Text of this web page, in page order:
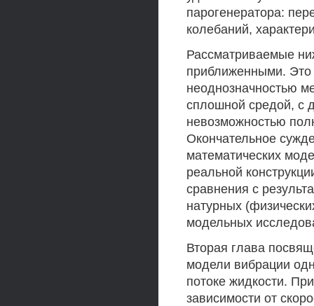
парогенератора:
колебаний,
Рассматриваемые
приближенными. Это
неоднозначностью
сплошной средой, с
невозможностью
Окончательное
математических
реальной
сравнения с
натурных
модельных
Вторая глава
модели вибрации
потоке жидкости.
зависимости от